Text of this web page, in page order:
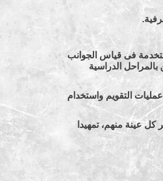
فى قياس الجوانب
الدراسية
التقويم واستخدام
عينة منهم، تمهيدا